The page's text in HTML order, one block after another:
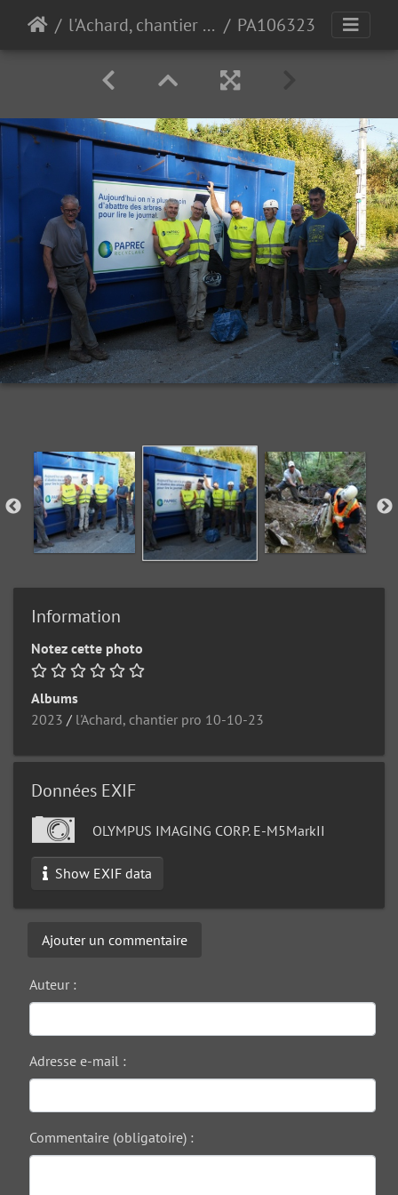
l'Achard, chantier pro 10-10-23 PA106323
Information
Notez cette photo
Albums
2023 / l'Achard, chantier pro 10-10-23
Données EXIF
OLYMPUS IMAGING CORP. E-M5MarkII
Show EXIF data
Ajouter un commentaire
Auteur :
Adresse e-mail :
Commentaire (obligatoire) :